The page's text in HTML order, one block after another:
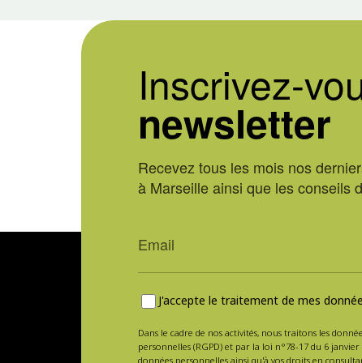
Inscrivez-
newsletter
Recevez tous les mois nos
à Marseille ainsi que les conseils
J'accepte le traitement de mes
Dans le cadre de nos activités, nous traitons les
personnelles (RGPD) et par la loi n°78-17 du 6
données personnelles ainsi qu'à vos droits en